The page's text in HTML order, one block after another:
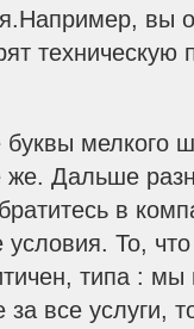
вы
техническую
буквы мелкого
же. Дальше
в
То,
типа :
все услуги,